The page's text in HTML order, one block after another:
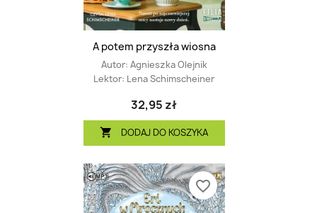
A potem przyszła wiosna
Autor: Agnieszka Olejnik
Lektor: Lena Schimscheiner
32,95 zł
 DODAJ DO KOSZYKA
favorite_border